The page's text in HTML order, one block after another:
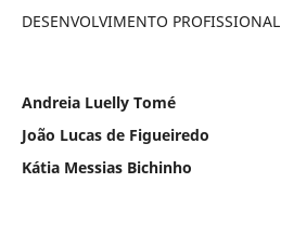
DESENVOLVIMENTO PROFISSIONAL
Andreia Luelly Tomé
João Lucas de Figueiredo
Kátia Messias Bichinho